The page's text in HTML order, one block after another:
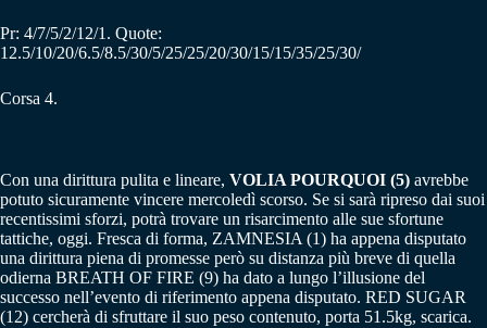
Pr: 4/7/5/2/12/1. Quote:
12.5/10/20/6.5/8.5/30/5/25/25/20/30/15/15/35/25/30/
Corsa 4.
Con una dirittura pulita e lineare, VOLIA POURQUOI (5) avrebbe
potuto sicuramente vincere mercoledì scorso. Se si sarà ripreso dai suoi
recentissimi sforzi, potrà trovare un risarcimento alle sue sfortune
tattiche, oggi. Fresca di forma, ZAMNESIA (1) ha appena disputato
una dirittura piena di promesse però su distanza più breve di quella
odierna BREATH OF FIRE (9) ha dato a lungo l’illusione del
successo nell’evento di riferimento appena disputato. RED SUGAR
(12) cercherà di sfruttare il suo peso contenuto, porta 51.5kg, scarica.